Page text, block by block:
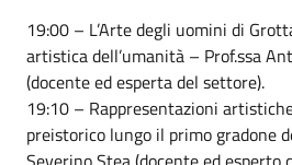
19:00 – L’Arte degli uomini di
artistica dell’umanità – Prof.ssa
(docente ed esperta del settore).
19:10 – Rappresentazioni
preistorico lungo il primo gradone